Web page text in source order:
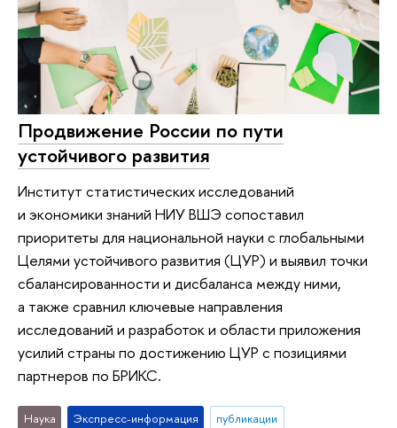
Продвижение России по пути
устойчивого развития
Институт статистических исследований
и экономики знаний НИУ ВШЭ сопоставил
приоритеты для национальной науки с глобальными
Целями устойчивого развития (ЦУР) и выявил точки
сбалансированности и дисбаланса между ними,
а также сравнил ключевые направления
исследований и разработок и области приложения
усилий страны по достижению ЦУР с позициями
партнеров по БРИКС.
Наука Экспресс-информация
публикации